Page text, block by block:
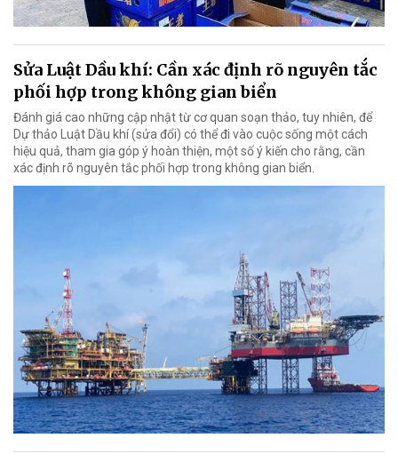
Sửa Luật Dầu khí: Cần xác định rõ nguyên tắc
phối hợp trong không gian biển
Đánh giá cao những cập nhật từ cơ quan soạn thảo, tuy nhiên, để
Dự thảo Luật Dầu khí (sửa đổi) có thể đi vào cuộc sống một cách
hiệu quả, tham gia góp ý hoàn thiện, một số ý kiến cho rằng, cần
xác định rõ nguyên tắc phối hợp trong không gian biển.